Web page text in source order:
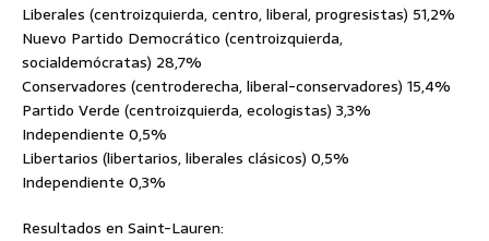
Liberales (centroizquierda, centro, liberal, progresistas) 51,2%
Nuevo Partido Democrático (centroizquierda,
socialdemócratas) 28,7%
Conservadores (centroderecha, liberal-conservadores) 15,4%
Partido Verde (centroizquierda, ecologistas) 3,3%
Independiente 0,5%
Libertarios (libertarios, liberales clásicos) 0,5%
Independiente 0,3%
Resultados en Saint-Lauren: